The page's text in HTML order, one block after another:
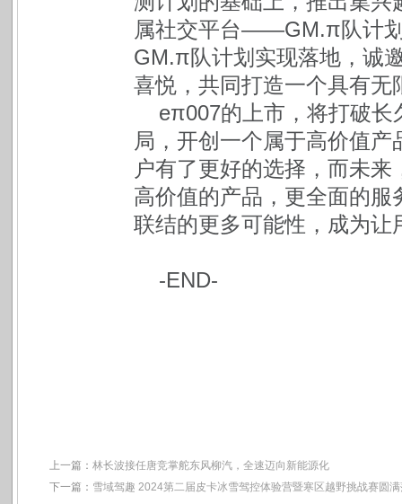
属社交平台——GM.π队计
GM.π队计划实现落地，诚
喜悦，共同打造一个具有
eπ007的上市，将打破
局，开创一个属于高价值
户有了更好的选择，而未
高价值的产品，更全面的
联结的更多可能性，成为让
-END-
上一篇： 林长波接任唐竞掌舵东风柳汽，全速迈向新能源化
下一篇： 雪域驾趣 2024第二届皮卡冰雪驾控体验营暨寒区越野挑战赛圆